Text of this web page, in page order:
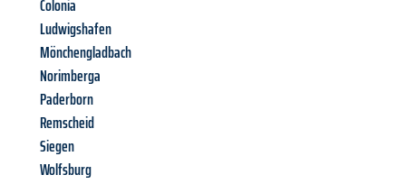
Colonia
Ludwigshafen
Mönchengladbach
Norimberga
Paderborn
Remscheid
Siegen
Wolfsburg